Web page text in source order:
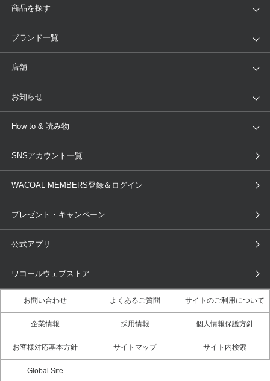
商品を探す
アイテム
トピックス
ブランド一覧
WACOAL
AMPHI une nana cool
OUR WACOAL
WACOAL Remamma
Licensed Brands
店舗
店舗を探す
ブラ無料診断
3Dボディスキャン
お知らせ
新着情報
商品回収
ニュース＆トピックス
How to & 読み物
下着の基礎知識
ブラパン ワコールスタイル
大人の工場見学inベトナム 人間科学研究開発センター見学
店舗体験記（マンガ）
ワコールカルネアプリ使い方ガイ
3Dボディスキャン体験（マンガ）
SNSアカウント一覧
WACOAL MEMBERS登録＆ログイン
プレゼント・キャンペーン
公式アプリ
ワコールウェブストア
お問い合わせ よくあるご質問 サイトのご利用について
企業情報 採用情報 個人情報保護方針
お客様対応基本方針 サイトマップ サイト内検索
Global Site